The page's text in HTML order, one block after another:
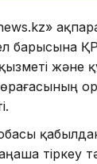
барысына
қызметі және
тіркеу